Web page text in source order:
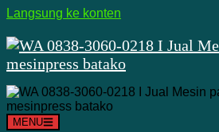
Langsung ke konten
MENU